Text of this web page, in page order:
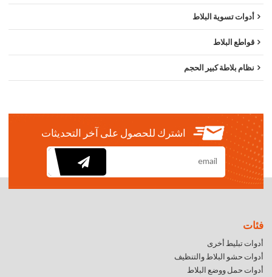
أدوات تسوية البلاط
قواطع البلاط
نظام بلاطة كبير الحجم
اشترك للحصول على آخر التحديثات
فئات
أدوات تبليط أخرى
أدوات حشو البلاط والتنظيف
أدوات حمل ووضع البلاط